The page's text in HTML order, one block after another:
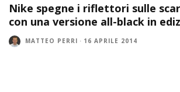
Nike spegne i riflettori sulle
con una versione all-black in
MATTEO PERRI · 16 APRILE 2014